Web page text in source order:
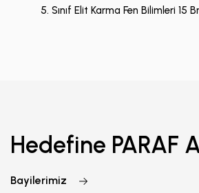
5. Sınıf Elit Karma Fen Bilimleri 15
Hedefine PARAF
Bayilerimiz